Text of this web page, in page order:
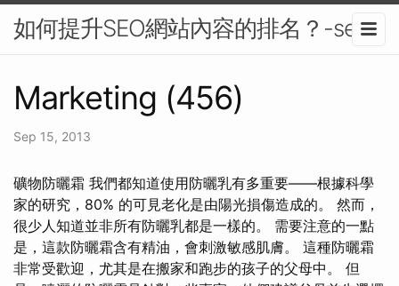
如何提升SEO網站內容的排名？-seo
Marketing (456)
Sep 15, 2013
礦物防曬霜 我們都知道使用防曬乳有多重要——根據科學
家的研究，80% 的可見老化是由陽光損傷造成的。 然而，
很少人知道並非所有防曬乳都是一樣的。 需要注意的一點
是，這款防曬霜含有精油，會刺激敏感肌膚。 這種防曬霜
非常受歡迎，尤其是在搬家和跑步的孩子的父母中。 但